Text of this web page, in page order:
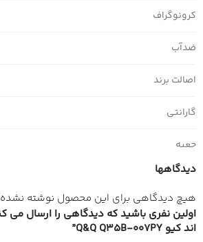
کرونوگراف
ضدآب
اصالت برند
گارانتی
جعبه
دیدگاهها
هیچ دیدگاهی برای این محصول نوشته
اولین نفری باشید که دیدگاهی را ارسال می
اند کیو Q&Q Q35B-007PY”